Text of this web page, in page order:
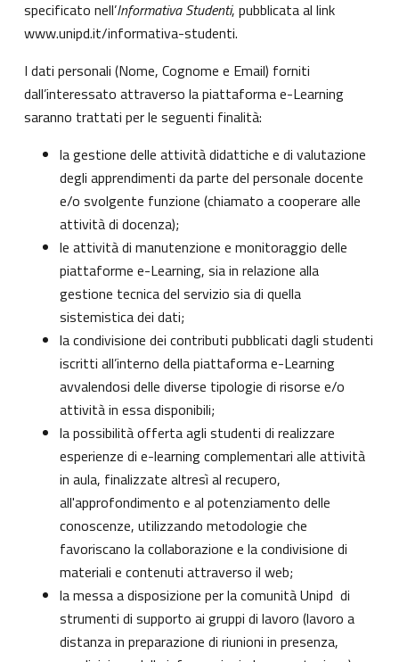
specificato nell’Informativa Studenti, pubblicata al link
www.unipd.it/informativa-studenti.
I dati personali (Nome, Cognome e Email) forniti
dall’interessato attraverso la piattaforma e-Learning
saranno trattati per le seguenti finalità:
la gestione delle attività didattiche e di valutazione
degli apprendimenti da parte del personale docente
e/o svolgente funzione (chiamato a cooperare alle
attività di docenza);
le attività di manutenzione e monitoraggio delle
piattaforme e-Learning, sia in relazione alla
gestione tecnica del servizio sia di quella
sistemistica dei dati;
la condivisione dei contributi pubblicati dagli studenti
iscritti all’interno della piattaforma e-Learning
avvalendosi delle diverse tipologie di risorse e/o
attività in essa disponibili;
la possibilità offerta agli studenti di realizzare
esperienze di e-learning complementari alle attività
in aula, finalizzate altresì al recupero,
all'approfondimento e al potenziamento delle
conoscenze, utilizzando metodologie che
favoriscano la collaborazione e la condivisione di
materiali e contenuti attraverso il web;
la messa a disposizione per la comunità Unipd di
strumenti di supporto ai gruppi di lavoro (lavoro a
distanza in preparazione di riunioni in presenza,